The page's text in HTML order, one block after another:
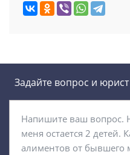
Задайте вопрос и